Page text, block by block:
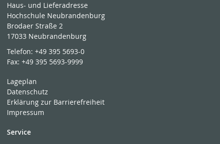
Haus- und Lieferadresse
Hochschule Neubrandenburg
Brodaer Straße 2
17033 Neubrandenburg
Telefon:+49 395 5693-0
Fax:+49 395 5693-9999
Lageplan
Datenschutz
Erklärung zur Barrierefreiheit
Impressum
Service